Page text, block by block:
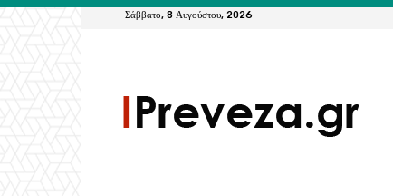
Σάββατο, 8 Αυγούστου, 2026